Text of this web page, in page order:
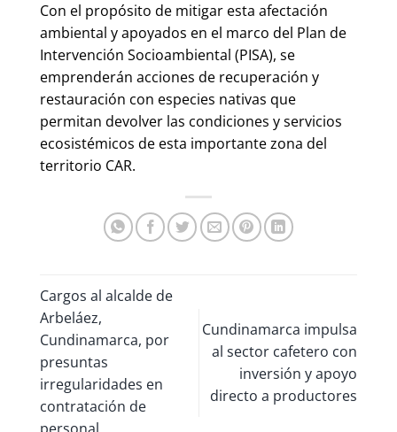
Con el propósito de mitigar esta afectación
ambiental y apoyados en el marco del Plan de
Intervención Socioambiental (PISA), se
emprenderán acciones de recuperación y
restauración con especies nativas que
permitan devolver las condiciones y servicios
ecosistémicos de esta importante zona del
territorio CAR.
Cargos al alcalde de
Arbeláez,
Cundinamarca, por
presuntas
irregularidades en
contratación de
Cundinamarca impulsa
al sector cafetero con
inversión y apoyo
directo a productores